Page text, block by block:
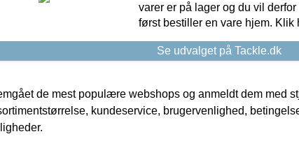
varer er på lager og du vil
først bestiller en vare hjem. Klik
Se udvalget på Tackle.dk
de mest populære webshops og anmeldt dem med
kundeservice, brugervenlighed,